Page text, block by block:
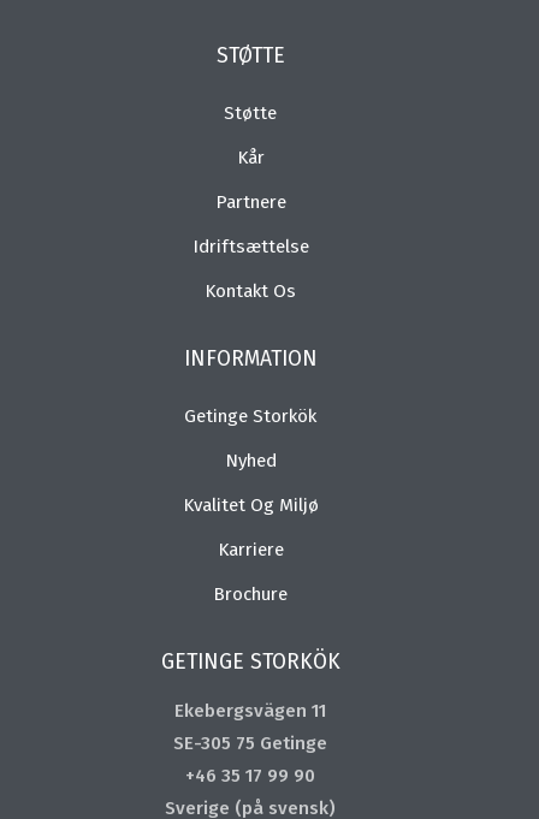
STØTTE
Støtte
Kår
Partnere
Idriftsættelse
Kontakt Os
INFORMATION
Getinge Storkök
Nyhed
Kvalitet Og Miljø
Karriere
Brochure
GETINGE STORKÖK
Ekebergsvägen 11
SE-305 75 Getinge
+46 35 17 99 90
Sverige (på svensk)